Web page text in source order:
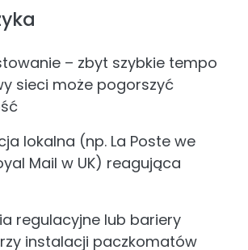
– zbyt szybkie tempo
sieci może pogorszyć
lokalna (np. La Poste we
Mail w UK) reagująca
regulacyjne lub bariery
instalacji paczkomatów